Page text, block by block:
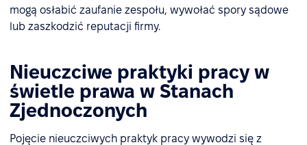
mogą osłabić zaufanie zespołu, wywołać spory sądowe
lub zaszkodzić reputacji firmy.
Nieuczciwe praktyki pracy w
świetle prawa w Stanach
Zjednoczonych
Pojęcie nieuczciwych praktyk pracy wywodzi się z